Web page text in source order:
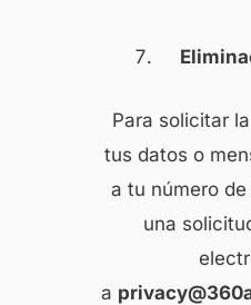
Para solicitar
tus datos o
a tu número
una
a